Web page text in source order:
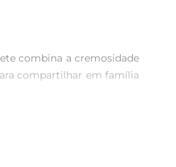
combina a cremosidade
compartilhar em família